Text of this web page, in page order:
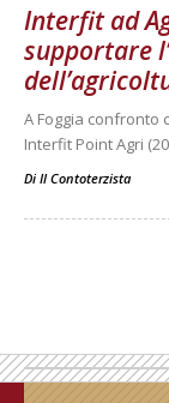
Interfit ad
supportare
A Foggia confronto
Interfit Point Agri
Di Il Contoterzista